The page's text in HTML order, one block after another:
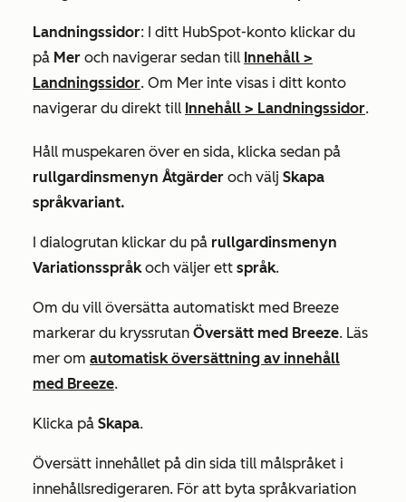
Landningssidor: I ditt HubSpot-konto klickar du
på Mer och navigerar sedan till Innehåll >
Landningssidor. Om Mer inte visas i ditt konto
navigerar du direkt till Innehåll > Landningssidor.
Håll muspekaren över en sida, klicka sedan på
rullgardinsmenyn Åtgärder och välj Skapa
språkvariant.
I dialogrutan klickar du på rullgardinsmenyn
Variationsspråkoch väljer ett språk.
Om du vill översätta automatiskt med Breeze
markerar du kryssrutan Översätt med Breeze. Läs
mer om automatisk översättning av innehåll
med Breeze.
Klicka på Skapa.
Översätt innehållet på din sida till målspråket i
innehållsredigeraren. För att byta språkvariation